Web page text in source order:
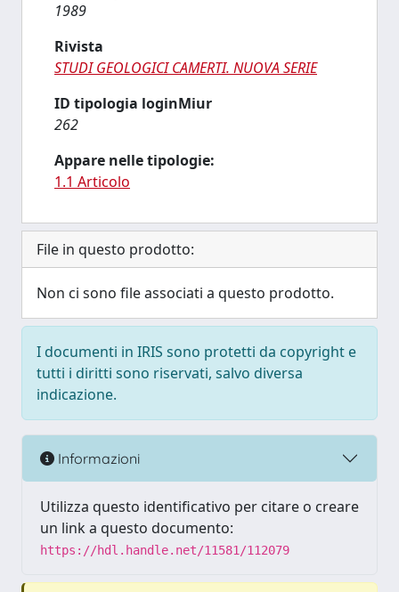
1989
Rivista
STUDI GEOLOGICI CAMERTI. NUOVA SERIE
ID tipologia loginMiur
262
Appare nelle tipologie:
1.1 Articolo
File in questo prodotto:
Non ci sono file associati a questo prodotto.
I documenti in IRIS sono protetti da copyright e
tutti i diritti sono riservati, salvo diversa
indicazione.
Informazioni
Utilizza questo identificativo per citare o creare
un link a questo documento:
https://hdl.handle.net/11581/112079